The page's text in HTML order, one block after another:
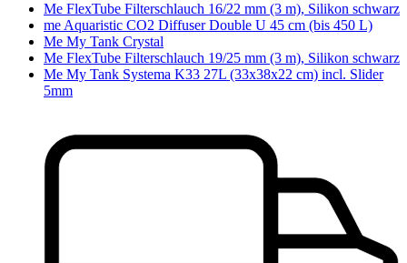
Me FlexTube Filterschlauch 16/22 mm (3 m), Silikon schwarz
me Aquaristic CO2 Diffuser Double U 45 cm (bis 450 L)
Me My Tank Crystal
Me FlexTube Filterschlauch 19/25 mm (3 m), Silikon schwarz
Me My Tank Systema K33 27L (33x38x22 cm) incl. Slider
5mm